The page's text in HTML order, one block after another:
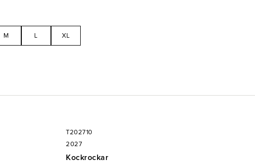
M L XL
T202710
2027
Kockrockar